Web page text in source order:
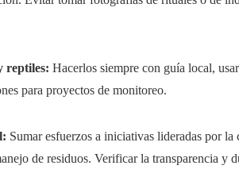
reptiles: Hacerlos siempre con guía local,
para proyectos de monitoreo.
Sumar esfuerzos a iniciativas lideradas por la
de residuos. Verificar la transparencia y